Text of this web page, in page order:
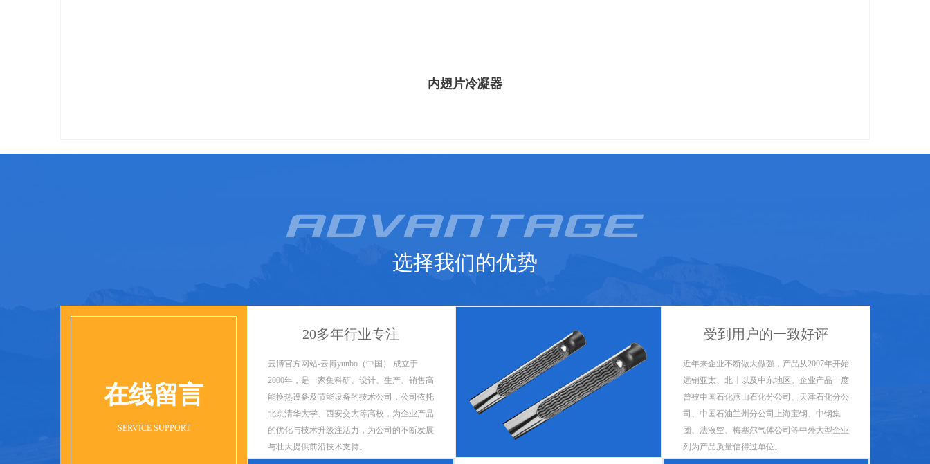
内翅片冷凝器
选择我们的优势
在线留言
SERVICE SUPPORT
20多年行业专注
云博官方网站-云博yunbo（中国） 成立于
2000年，是一家集科研、设计、生产、销售高
能换热设备及节能设备的技术公司，公司依托
北京清华大学、西安交大等高校，为企业产品
的优化与技术升级注活力，为公司的不断发展
与壮大提供前沿技术支持。
受到用户的一致好评
近年来企业不断做大做强，产品从2007年开始
远销亚太、北非以及中东地区。企业产品一度
曾被中国石化燕山石化分公司、天津石化分公
司、中国石油兰州分公司上海宝钢、中钢集
团、法液空、梅塞尔气体公司等中外大型企业
列为产品质量信得过单位。